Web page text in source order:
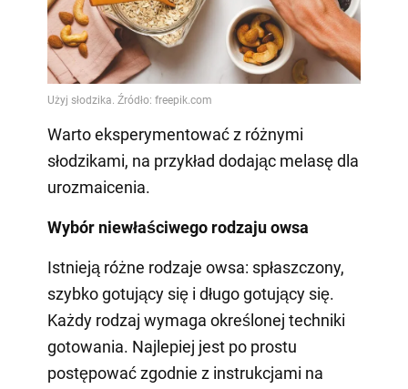
Warto eksperymentować z różnymi
słodzikami, na przykład dodając melasę dla
urozmaicenia.
Wybór niewłaściwego rodzaju owsa
Istnieją różne rodzaje owsa: spłaszczony,
szybko gotujący się i długo gotujący się.
Każdy rodzaj wymaga określonej techniki
gotowania. Najlepiej jest po prostu
postępować zgodnie z instrukcjami na